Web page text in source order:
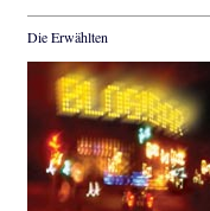
Die Erwählten